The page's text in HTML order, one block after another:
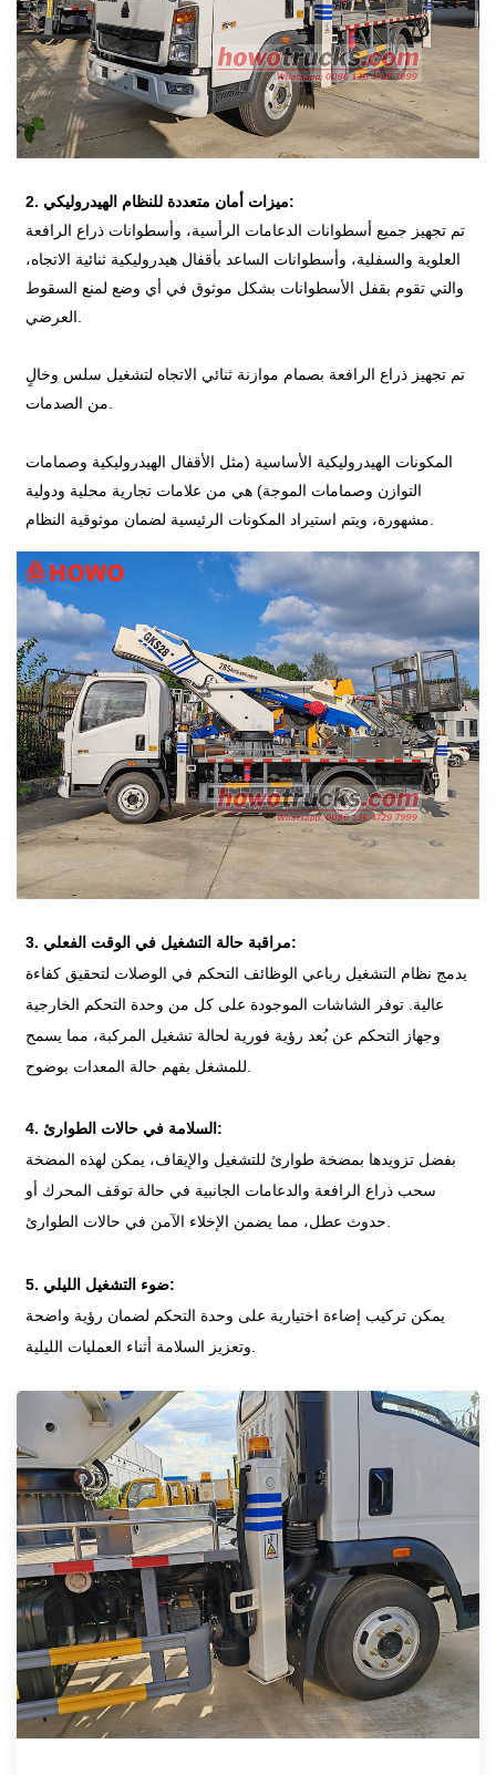
2. ميزات أمان متعددة للنظام الهيدروليكي:
تم تجهيز جميع أسطوانات الدعامات الرأسية، وأسطوانات ذراع الرافعة
العلوية والسفلية، وأسطوانات الساعد بأقفال هيدروليكية ثنائية الاتجاه،
والتي تقوم بقفل الأسطوانات بشكل موثوق في أي وضع لمنع السقوط
تم تجهيز ذراع الرافعة بصمام موازنة ثنائي الاتجاه لتشغيل سلس وخالٍ
المكونات الهيدروليكية الأساسية (مثل الأقفال الهيدروليكية وصمامات
التوازن وصمامات الموجة) هي من علامات تجارية محلية ودولية
3. مراقبة حالة التشغيل في الوقت الفعلي:
يدمج نظام التشغيل رباعي الوظائف التحكم في الوصلات لتحقيق كفاءة
عالية. توفر الشاشات الموجودة على كل من وحدة التحكم الخارجية
وجهاز التحكم عن بُعد رؤية فورية لحالة تشغيل المركبة، مما يسمح
4. السلامة في حالات الطوارئ:
بفضل تزويدها بمضخة طوارئ للتشغيل والإيقاف، يمكن لهذه المضخة
سحب ذراع الرافعة والدعامات الجانبية في حالة توقف المحرك أو
5. ضوء التشغيل الليلي:
يمكن تركيب إضاءة اختيارية على وحدة التحكم لضمان رؤية واضحة